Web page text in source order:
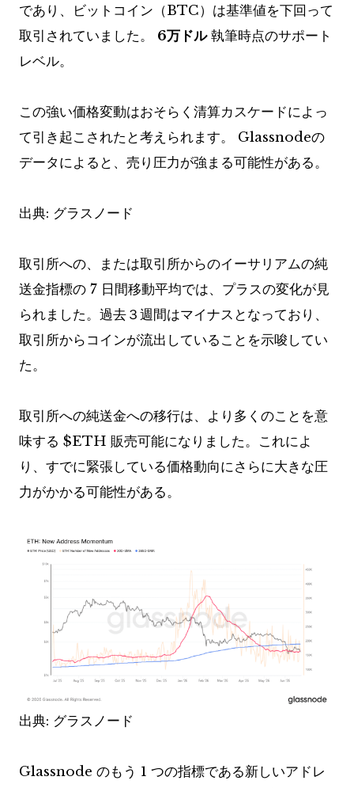
であり、ビットコイン（BTC）は基準値を下回って
取引されていました。 6万ドル執筆時点のサポート
レベル。
この強い価格変動はおそらく清算カスケードによっ
て引き起こされたと考えられます。 Glassnodeの
データによると、売り圧力が強まる可能性がある。
出典: グラスノード
取引所への、または取引所からのイーサリアムの純
送金指標の 7 日間移動平均では、プラスの変化が見
られました。過去３週間はマイナスとなっており、
取引所からコインが流出していることを示唆してい
た。
取引所への純送金への移行は、より多くのことを意
味する $ETH 販売可能になりました。これによ
り、すでに緊張している価格動向にさらに大きな圧
力がかかる可能性がある。
出典: グラスノード
Glassnode のもう 1 つの指標である新しいアドレ